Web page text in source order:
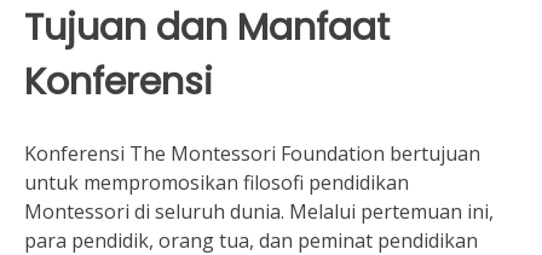
Tujuan dan Manfaat
Konferensi
Konferensi The Montessori Foundation bertujuan
untuk mempromosikan filosofi pendidikan
Montessori di seluruh dunia. Melalui pertemuan ini,
para pendidik, orang tua, dan peminat pendidikan